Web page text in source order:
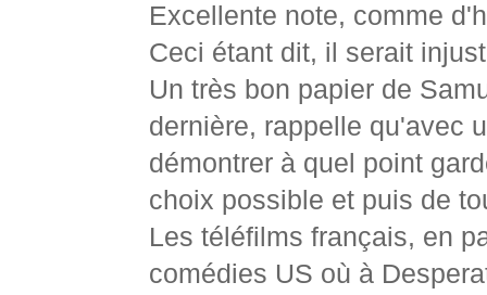
Excellente note, comme
Ceci étant dit, il serait
Un très bon papier de
dernière, rappelle qu'avec
démontrer à quel point
choix possible et puis de
Les téléfilms français, en
comédies US où à